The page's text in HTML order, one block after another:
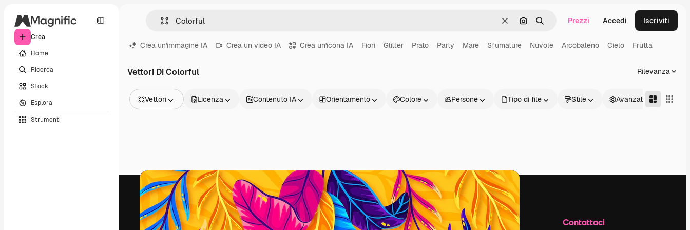
Crea
Home
Ricerca
Stock
Esplora
Strumenti
CancellaCerca per immagine
Ricerca Prezzi Accedi Iscriviti
Crea un'immagine IA Crea un video IA Crea un'icona IA Fiori Glitter Prato Party Mare Sfumature Nuvole Arcobaleno Cielo Frutta
Vettori Di Colorful Rilevanza
Vettori
Video
Clip video
Motion graphic
Modelli di video
Icone
Modelli 3D
Font
Licenza Contenuto IA Orientamento Colore Persone Tipo di file Stile Avanzate
Prodotti Inizia Azienda Contattaci